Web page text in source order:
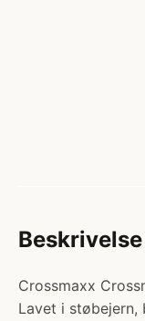
Beskrivelse
Crossmaxx
Lavet i støbejern,